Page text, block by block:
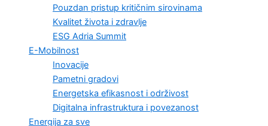
Pouzdan pristup kritičnim sirovinama
Kvalitet života i zdravlje
ESG Adria Summit
E-Mobilnost
Inovacije
Pametni gradovi
Energetska efikasnost i održivost
Digitalna infrastruktura i povezanost
Energija za sve